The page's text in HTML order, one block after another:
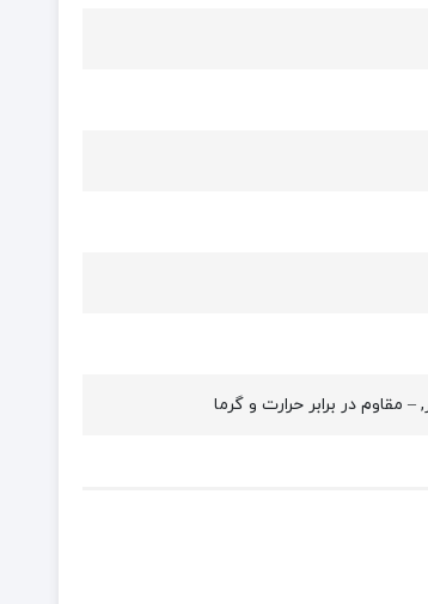
در برابر حرارت و گرما